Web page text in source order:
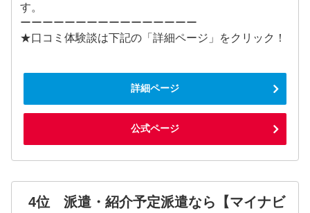
す。
ーーーーーーーーーーーーーーーー
★口コミ体験談は下記の「詳細ページ」をクリック！
詳細ページ
公式ページ
4位 派遣・紹介予定派遣なら【マイナビ